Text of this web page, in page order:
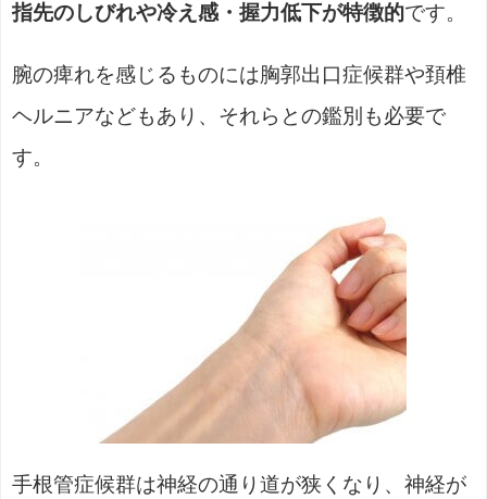
指先のしびれや冷え感・握力低下が特徴的です。
腕の痺れを感じるものには胸郭出口症候群や頚椎
ヘルニアなどもあり、それらとの鑑別も必要で
す。
手根管症候群は神経の通り道が狭くなり、神経が